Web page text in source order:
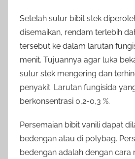
Setelah sulur bibit stek
disemaikan, rendam terlebih
tersebut ke dalam larutan
menit. Tujuannya agar luka
sulur stek mengering dan
penyakit. Larutan fungisida
berkonsentrasi 0,2-0,3 %.
Persemaian bibit vanili dapat
bedengan atau di polybag.
bedengan adalah dengan cara